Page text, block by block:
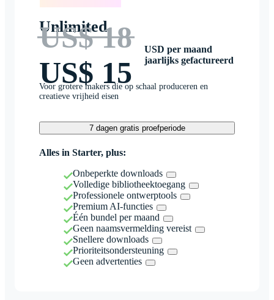
Unlimited
US$ 18
US$ 15
USD per maand
jaarlijks gefactureerd
Voor grotere makers die op schaal produceren en
creatieve vrijheid eisen
7 dagen gratis proefperiode
Alles in Starter, plus:
Onbeperkte downloads
Volledige bibliotheektoegang
Professionele ontwerptools
Premium AI-functies
Één bundel per maand
Geen naamsvermelding vereist
Snellere downloads
Prioriteitsondersteuning
Geen advertenties